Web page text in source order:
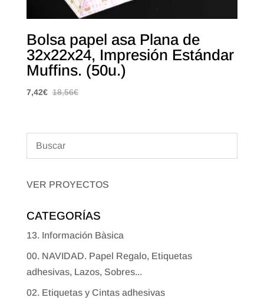
Bolsa papel asa Plana de
32x22x24, Impresión Estándar
Muffins. (50u.)
7,42€ 18,56€
VER PROYECTOS
CATEGORÍAS
13. Información Bàsica
00. NAVIDAD. Papel Regalo, Etiquetas
adhesivas, Lazos, Sobres...
02. Etiquetas y Cintas adhesivas